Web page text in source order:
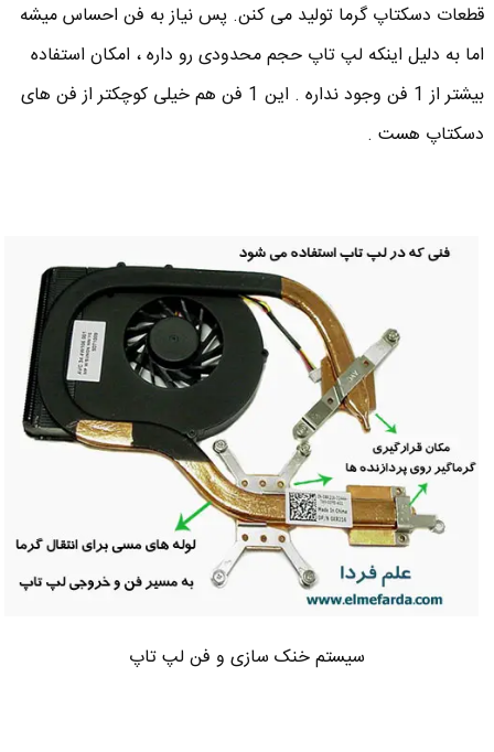
قطعات دسکتاپ گرما تولید می کنن. پس نیاز به فن احساس میشه
اما به دلیل اینکه لپ تاپ حجم محدودی رو داره ، امکان استفاده
بیشتر از 1 فن وجود نداره . این 1 فن هم خیلی کوچکتر از فن های
دسکتاپ هست .
سیستم خنک سازی و فن لپ تاپ